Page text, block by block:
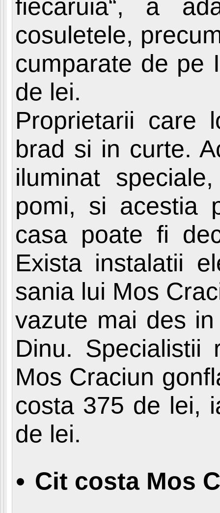
fiecaruia“, a
cosuletele,
cumparate de pe
de lei.
Proprietarii care
brad si in curte.
iluminat
pomi, si acestia
casa poate fi
Exista instalatii
sania lui Mos
vazute mai des
Dinu. Specialistii
Mos Craciun
costa 375 de lei,
de lei.
Cit costa Mos